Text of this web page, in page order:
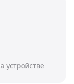
устройстве